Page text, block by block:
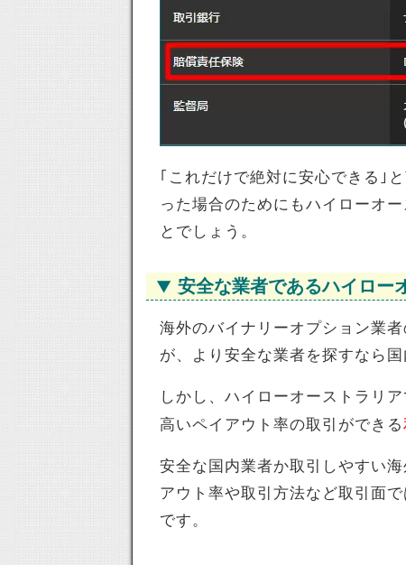
｢これだけで絶対に安心できる｣
った場合のためにもハイローオ
とでしょう。
安全な業者であるハイロー
海外のバイナリーオプション業
が、より安全な業者を探すなら
しかし、ハイローオーストラリ
高いペイアウト率の取引ができる
安全な国内業者か取引しやすい
アウト率や取引方法など取引面
です。